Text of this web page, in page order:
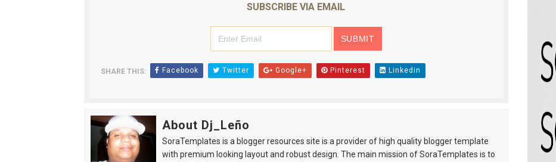
SUBSCRIBE VIA EMAIL
SHARE THIS: Facebook Twitter Google+ Pinterest Linkedin
About Dj_Leño
SoraTemplates is a blogger resources site is a provider of high quality blogger template
with premium looking layout and robust design. The main mission of SoraTemplates is to